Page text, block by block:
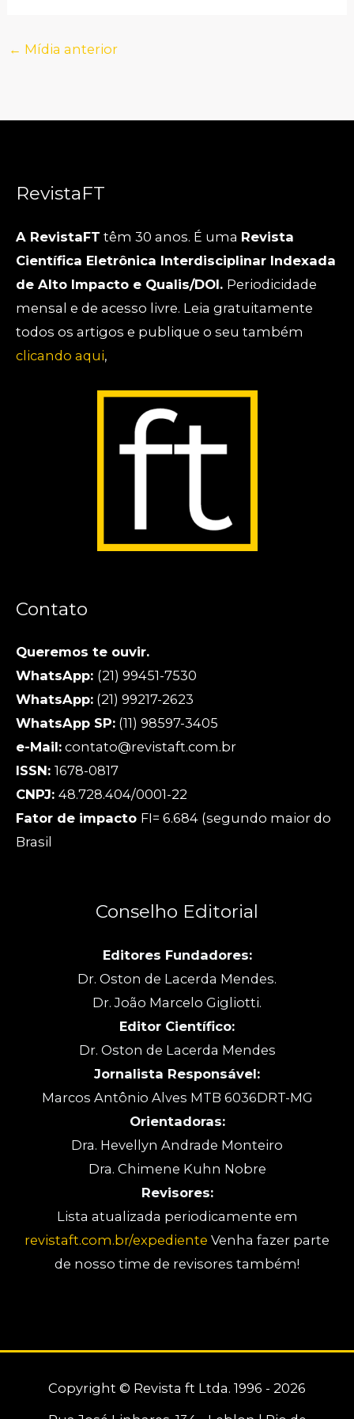
← Mídia anterior
RevistaFT
A RevistaFT têm 30 anos. É uma Revista
Científica Eletrônica Interdisciplinar Indexada
de Alto Impacto e Qualis/DOI. Periodicidade
mensal e de acesso livre. Leia gratuitamente
todos os artigos e publique o seu também
clicando aqui,
Contato
Queremos te ouvir.
WhatsApp: (21) 99451-7530
WhatsApp: (21) 99217-2623
WhatsApp SP: (11) 98597-3405
e-Mail: contato@revistaft.com.br
ISSN: 1678-0817
CNPJ: 48.728.404/0001-22
Fator de impacto FI= 6.684 (segundo maior do
Brasil
Conselho Editorial
Editores Fundadores:
Dr. Oston de Lacerda Mendes.
Dr. João Marcelo Gigliotti.
Editor Científico:
Dr. Oston de Lacerda Mendes
Jornalista Responsável:
Marcos Antônio Alves MTB 6036DRT-MG
Orientadoras:
Dra. Hevellyn Andrade Monteiro
Dra. Chimene Kuhn Nobre
Revisores:
Lista atualizada periodicamente em
revistaft.com.br/expediente Venha fazer parte
de nosso time de revisores também!
Copyright © Revista ft Ltda. 1996 - 2026